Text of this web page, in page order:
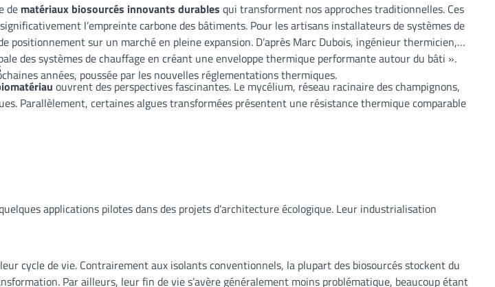
de matériaux biosourcés innovants durables qui transforment nos approches traditionnelles. Ces
l’empreinte carbone des bâtiments. Pour les artisans installateurs de systèmes de
sur un marché en pleine expansion. D’après Marc Dubois, ingénieur thermicien,
des systèmes de chauffage en créant une enveloppe thermique performante autour du bâti ».
années, poussée par les nouvelles réglementations thermiques.
ouvrent des perspectives fascinantes. Le mycélium, réseau racinaire des champignons,
Parallèlement, certaines algues transformées présentent une résistance thermique comparable
applications pilotes dans des projets d’architecture écologique. Leur industrialisation
cycle de vie. Contrairement aux isolants conventionnels, la plupart des biosourcés stockent du
Par ailleurs, leur fin de vie s’avère généralement moins problématique, beaucoup étant